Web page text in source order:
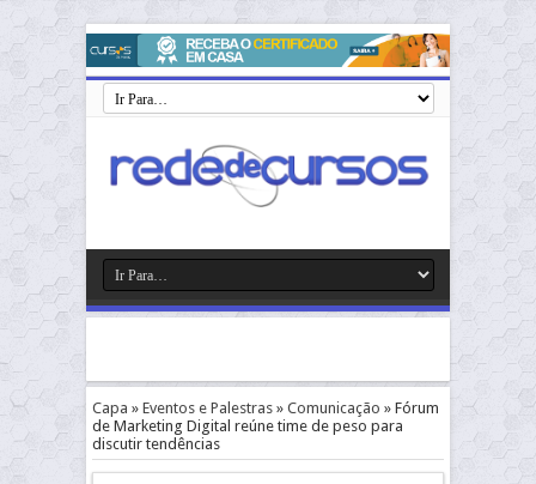
Capa » Eventos e Palestras » Comunicação » Fórum
de Marketing Digital reúne time de peso para
discutir tendências